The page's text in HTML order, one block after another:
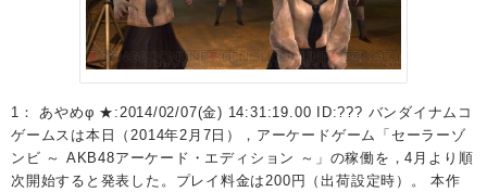
1： あやめφ ★:2014/02/07(金) 14:31:19.00 ID:??? バンダイナムコ
ゲームスは本日（2014年2月7日），アーケードゲーム「セーラーゾ
ンビ ～ AKB48アーケード・エディション ～」の稼働を，4月より順
次開始すると発表した。プレイ料金は200円（出荷設定時）。 本作